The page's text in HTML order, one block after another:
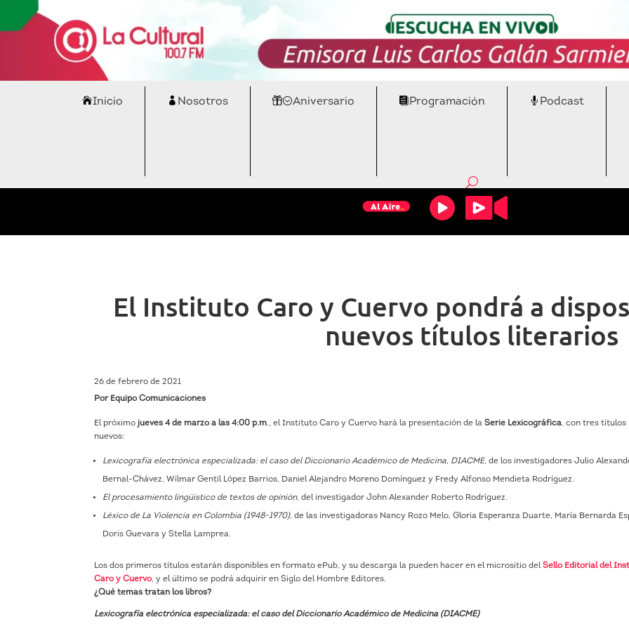
Inicio Nosotros Aniversario Programación Podcast
El Instituto Caro y Cuervo pondrá a
nuevos títulos literarios
26 de febrero de 2021
Por Equipo Comunicaciones
El próximo jueves 4 de marzo a las 4:00 p.m., el Instituto Caro y Cuervo hará la presentación de laSerie Lexicográfica, con tres títulos
nuevos:
Lexicografía electrónica especializada: el caso del Diccionario Académico de Medicina, DIACME, de los investigadores Julio
Bernal-Chávez, Wilmar Gentil López Barrios, Daniel Alejandro Moreno Domínguez y Fredy Alfonso Mendieta Rodríguez.
El procesamiento lingüístico de textos de opinión, del investigador John Alexander Roberto Rodríguez.
Léxico de La Violencia en Colombia (1948-1970), de las investigadoras Nancy Rozo Melo, Gloria Esperanza Duarte, María Bernarda
Doris Guevara y Stella Lamprea.
Los dos primeros títulos estarán disponibles en formato ePub, y su descarga la pueden hacer en el micrositio delSello Editorial del
Caro y Cuervo, y el último se podrá adquirir en Siglo del Hombre Editores.
¿Qué temas tratan los libros?
Lexicografía electrónica especializada: el caso del Diccionario Académico de Medicina (DIACME)